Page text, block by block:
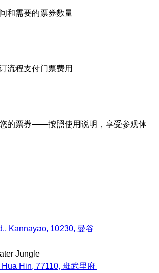
和需要的票券数量
流程支付门票费用
的票券——按照使用说明，享受参观体
Kannayao, 10230, 曼谷
Jungle
Hin, 77110, 班武里府